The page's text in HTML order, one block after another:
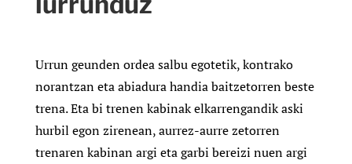
Urrun geunden ordea salbu egotetik, kontrako
norantzan eta abiadura handia baitzetorren beste
trena. Eta bi trenen kabinak elkarrengandik aski
hurbil egon zirenean, aurrez-aurre zetorren
trenaren kabinan argi eta garbi bereizi nuen argi